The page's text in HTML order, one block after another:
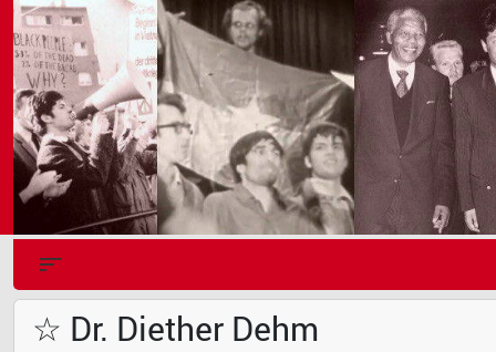
☆ Dr. Diether Dehm